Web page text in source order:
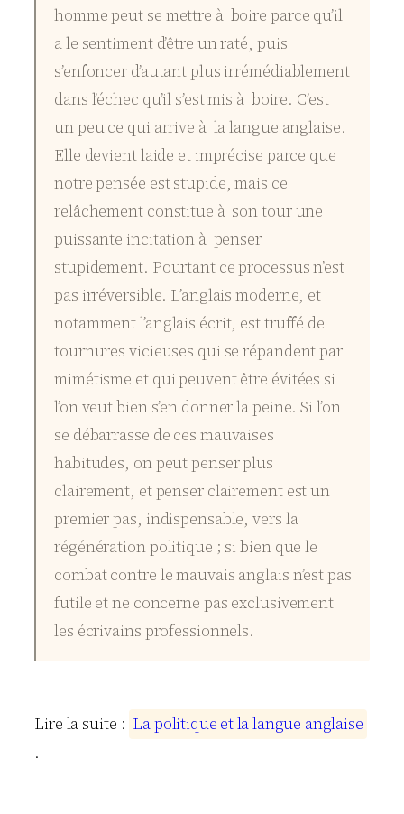
homme peut se mettre à boire parce qu’il
a le sentiment d’être un raté, puis
s’enfoncer d’autant plus irrémédiablement
dans l’échec qu’il s’est mis à boire. C’est
un peu ce qui arrive à la langue anglaise.
Elle devient laide et imprécise parce que
notre pensée est stupide, mais ce
relâchement constitue à son tour une
puissante incitation à penser
stupidement. Pourtant ce processus n’est
pas irréversible. L’anglais moderne, et
notamment l’anglais écrit, est truffé de
tournures vicieuses qui se répandent par
mimétisme et qui peuvent être évitées si
l’on veut bien s’en donner la peine. Si l’on
se débarrasse de ces mauvaises
habitudes, on peut penser plus
clairement, et penser clairement est un
premier pas, indispensable, vers la
régénération politique ; si bien que le
combat contre le mauvais anglais n’est pas
futile et ne concerne pas exclusivement
les écrivains professionnels.
Lire la suite : Lapolitique etlalangue anglaise
.